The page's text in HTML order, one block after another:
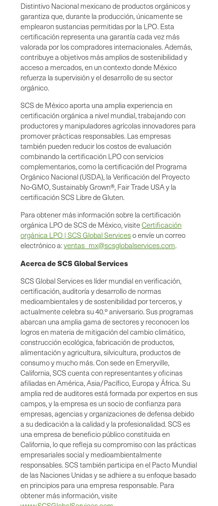
Distintivo Nacional mexicano de productos orgánicos y
garantiza que, durante la producción, únicamente se
emplearon sustancias permitidas por la LPO. Esta
certificación representa una garantía cada vez más
valorada por los compradores internacionales. Además,
contribuye a objetivos más amplios de sostenibilidad y
acceso a mercados, en un contexto donde México
refuerza la supervisión y el desarrollo de su sector
orgánico.
SCS de México aporta una amplia experiencia en
certificación orgánica a nivel mundial, trabajando con
productores y manipuladores agrícolas innovadores para
promover prácticas responsables. Las empresas
también pueden reducir los costos de evaluación
combinando la certificación LPO con servicios
complementarios, como la certificación del Programa
Orgánico Nacional (USDA), la Verificación del Proyecto
No-GMO, Sustainably Grown®, Fair Trade USA y la
certificación SCS Libre de Gluten.
Para obtener más información sobre la certificación
orgánica LPO de SCS de México, visiteCertificación
orgánica LPO | SCS Global Serviceso envíe un correo
electrónico a:ventas_mx@scsglobalservices.com.
Acerca de SCS Global Services
SCS Global Services es líder mundial en verificación,
certificación, auditoría y desarrollo de normas
medioambientales y de sostenibilidad por terceros, y
actualmente celebra su 40.º aniversario. Sus programas
abarcan una amplia gama de sectores y reconocen los
logros en materia de mitigación del cambio climático,
construcción ecológica, fabricación de productos,
alimentación y agricultura, silvicultura, productos de
consumo y mucho más. Con sede en Emeryville,
California, SCS cuenta con representantes y oficinas
afiliadas en América, Asia/Pacífico, Europa y África. Su
amplia red de auditores está formada por expertos en sus
campos, y la empresa es un socio de confianza para
empresas, agencias y organizaciones de defensa debido
a su dedicación a la calidad y la profesionalidad. SCS es
una empresa de beneficio público constituida en
California, lo que refleja su compromiso con las prácticas
empresariales social y medioambientalmente
responsables. SCS también participa en el Pacto Mundial
de las Naciones Unidas y se adhiere a su enfoque basado
en principios para una empresa responsable. Para
obtener más información, visite